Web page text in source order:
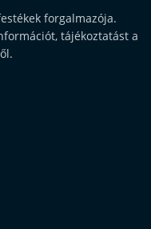
forgalmazója.
tájékoztatást a